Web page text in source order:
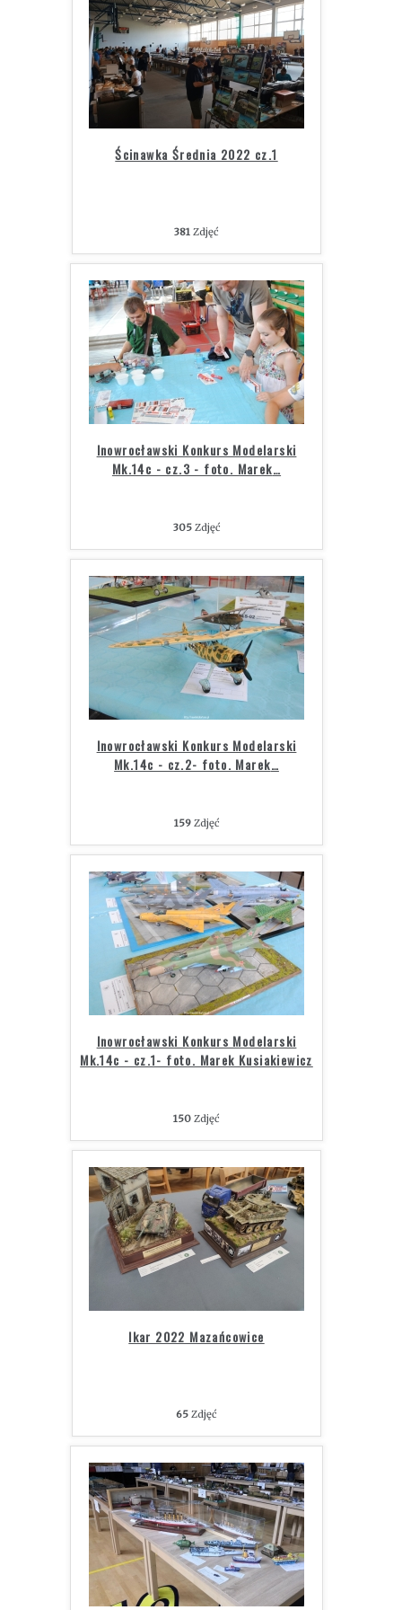
Ścinawka Średnia 2022 cz.1
381 Zdjęć
Inowrocławski Konkurs Modelarski
Mk.14c - cz.3 - foto. Marek…
305Zdjęć
Inowrocławski Konkurs Modelarski
Mk.14c - cz.2- foto. Marek…
159Zdjęć
Inowrocławski Konkurs Modelarski
Mk.14c - cz.1- foto. Marek Kusiakiewicz
150 Zdjęć
Ikar 2022 Mazańcowice
65 Zdjęć